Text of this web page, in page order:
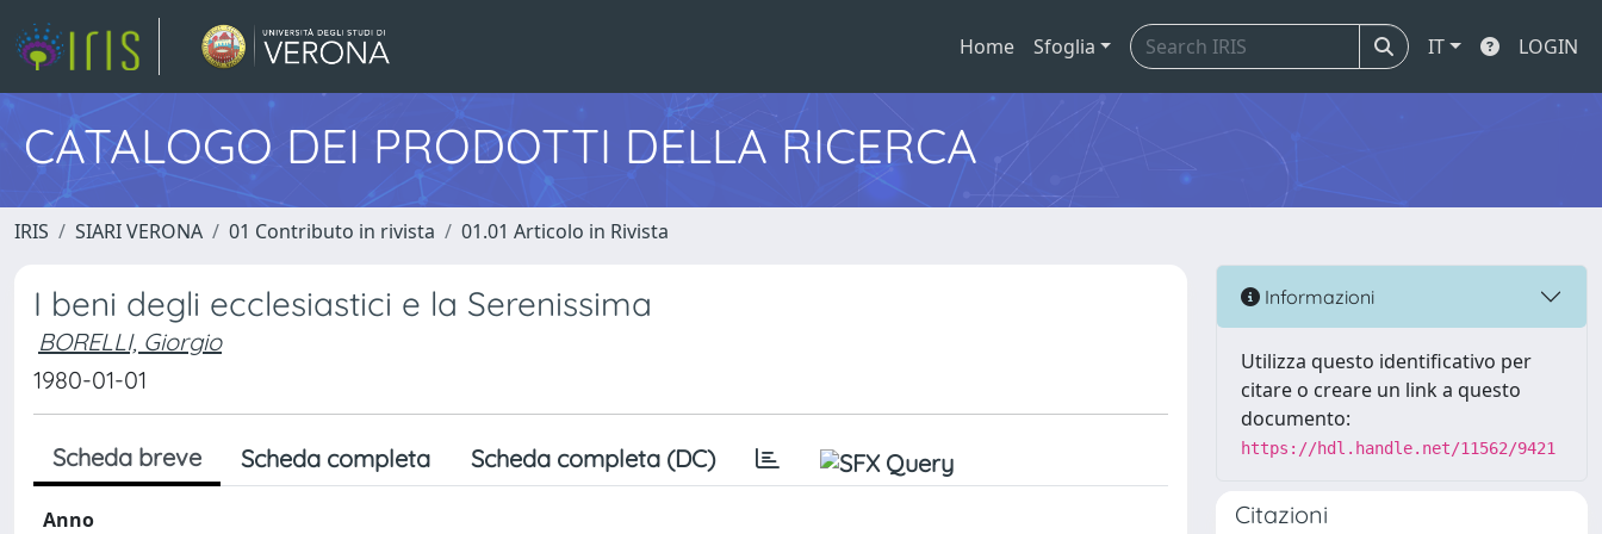
Home Sfoglia IT LOGIN
CATALOGO DEI PRODOTTI DELLA RICERCA
IRIS SIARI VERONA 01 Contributo in rivista 01.01 Articolo in Rivista
I beni degli ecclesiastici e la Serenissima
BORELLI, Giorgio
1980-01-01
Scheda breve Scheda completa Scheda completa (DC)
Anno
Informazioni
Utilizza questo identificativo per
citare o creare un link a questo
documento:
https://hdl.handle.net/11562/9421
Citazioni